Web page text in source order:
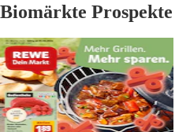
Biomärkte Prospekte